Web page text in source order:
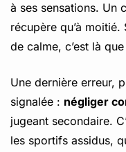
à ses sensations. Un
récupère qu’à
de calme, c’est là
Une dernière erreur,
signalée : négliger
jugeant secondaire.
les sportifs assidus,